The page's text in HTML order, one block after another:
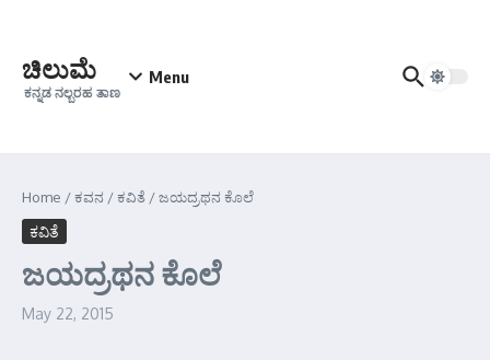
ಚಿಲುಮೆ
ಕನ್ನಡ ನಲ್ಬರಹ ತಾಣ
Menu
Home /ಕವನ /ಕವಿತೆ /ಜಯದ್ರಥನ ಕೊಲೆ
ಕವಿತೆ
ಜಯದ್ರಥನ ಕೊಲೆ
May 22, 2015